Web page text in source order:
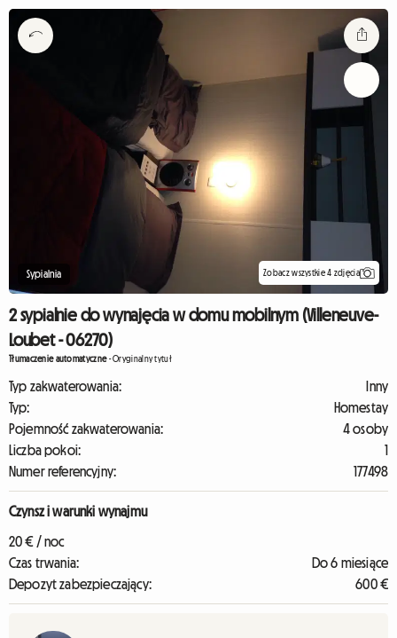
Sypialnia Zobacz wszystkie 4 zdjęcia
2 sypialnie do wynajęcia w domu mobilnym (Villeneuve-
Loubet - 06270)
Tłumaczenie automatyczne-Oryginalny tytuł
Typ zakwaterowania:
Inny
Typ:
Homestay
Pojemność zakwaterowania:
4 osoby
Liczba pokoi:
1
Numer referencyjny:
177498
Czynsz i warunki wynajmu
20 € / noc
Czas trwania:
Do 6 miesiące
Depozyt zabezpieczający:
600 €